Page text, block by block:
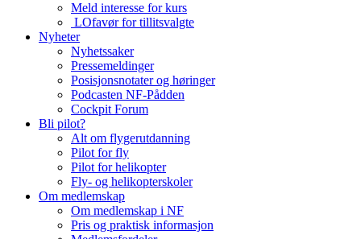
Meld interesse for kurs
LOfavør for tillitsvalgte
Nyheter
Nyhetssaker
Pressemeldinger
Posisjonsnotater og høringer
Podcasten NF-Pådden
Cockpit Forum
Bli pilot?
Alt om flygerutdanning
Pilot for fly
Pilot for helikopter
Fly- og helikopterskoler
Om medlemskap
Om medlemskap i NF
Pris og praktisk informasjon